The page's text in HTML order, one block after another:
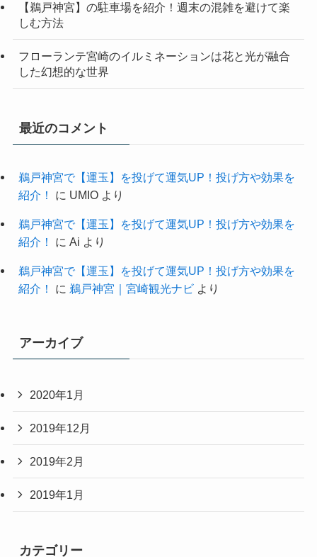
【鵜戸神宮】の駐車場を紹介！週末の混雑を避けて楽
しむ方法
フローランテ宮崎のイルミネーションは花と光が融合
した幻想的な世界
最近のコメント
鵜戸神宮で【運玉】を投げて運気UP！投げ方や効果を
紹介！
に UMIOより
鵜戸神宮で【運玉】を投げて運気UP！投げ方や効果を
紹介！
に Ai より
鵜戸神宮で【運玉】を投げて運気UP！投げ方や効果を
紹介！
に 鵜戸神宮｜宮崎観光ナビより
アーカイブ
2020年1月
2019年12月
2019年2月
2019年1月
カテゴリー